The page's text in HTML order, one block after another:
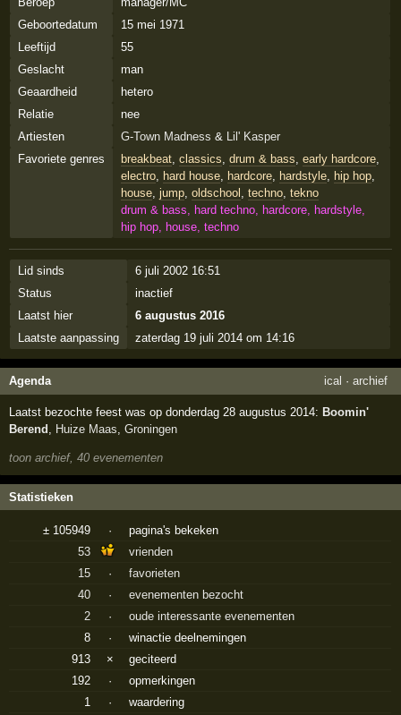
Geboortedatum
15 mei 1971
Leeftijd
55
Geslacht
man
Geaardheid
hetero
Relatie
nee
Artiesten
G-Town Madness & Lil' Kasper
Favoriete genres
breakbeat, classics, drum & bass, early hardcore,
electro, hard house, hardcore, hardstyle, hip hop,
house, jump, oldschool , techno, tekno
drum & bass, hard techno, hardcore, hardstyle,
hip hop, house, techno
Lid sinds
6 juli 2002 16:51
Status
inactief
Laatst hier
6 augustus 2016
Laatste aanpassing
zaterdag 19 juli 2014 om 14:16
Agenda ical · archief
Laatst bezochte feest was op donderdag 28 augustus 2014: Boomin'
Berend
Huize Maas ,Groningen
toon archief, 40 evenementen
Statistieken
± 105949 ·
pagina's bekeken
53
vrienden
15
·
favorieten
40
·
evenementen bezocht
2
·
oude interessante evenementen
8
·
winactie deelnemingen
913
×
geciteerd
192
·
opmerkingen
1
·
waardering